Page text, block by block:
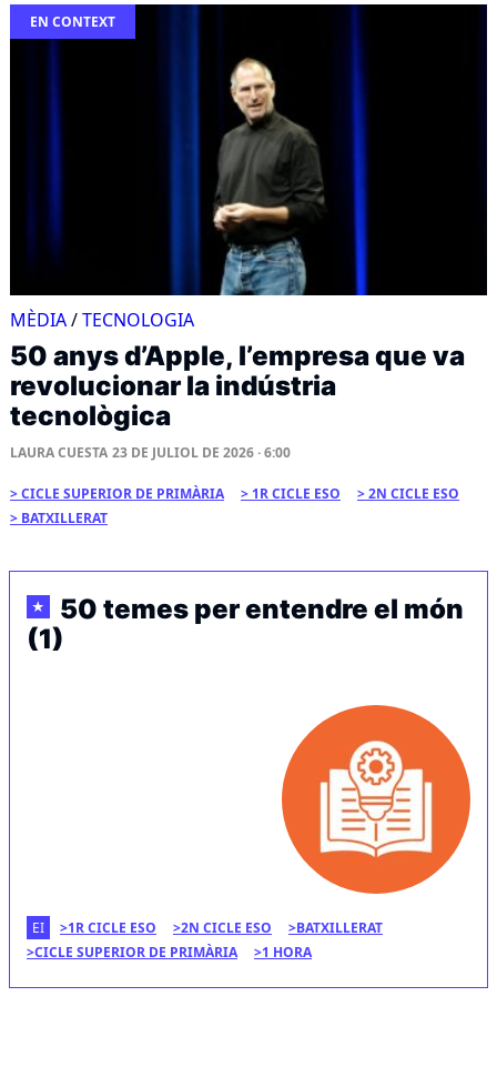
EN CONTEXT
MÈDIA/TECNOLOGIA
50 anys d’Apple, l’empresa que va
revolucionar la indústria
tecnològica
LAURA CUESTA 23 DE JULIOL DE 2026 · 6:00
CICLE SUPERIOR DE PRIMÀRIA 1R CICLE ESO
2N CICLE ESO
BATXILLERAT
★
50 temes per entendre el món
(1)
EI 1R CICLE ESO 2N CICLE ESO
BATXILLERAT
CICLE SUPERIOR DE PRIMÀRIA
1 HORA